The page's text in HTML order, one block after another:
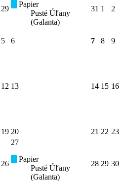
29
Papier
Pusté Úľany
(Galanta)
31 1 2
5 6 7 8 9
12 13 14 15 16
19 20 21 22 23
26
27
Papier
Pusté Úľany
(Galanta)
28 29 30